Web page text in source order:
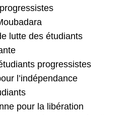
lutte des étudiants
progressistes
l’indépendance
pour la libération